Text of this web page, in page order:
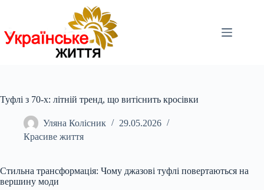
Туфлі з 70-х: літній тренд, що витіснить кросівки
Уляна Колісник
29.05.2026
Красиве життя
Стильна трансформація: Чому джазові туфлі повертаються на
вершину моди